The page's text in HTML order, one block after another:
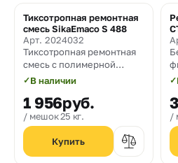
8
800
550-
03-
50
sales@mpkm.org
Хит
Тиксотропная ремонтная
смесь SikaEmaco S 488
Арт. 2024032
Тиксотропная ремонтная
смесь с полимерной
фиброй, предназначенная
ремонта бетона и
железобетона. Толщина
нанесения за один слой от
15 до 50 мм.
✓В наличии
1 956руб.
мешок 25 кг.
✓